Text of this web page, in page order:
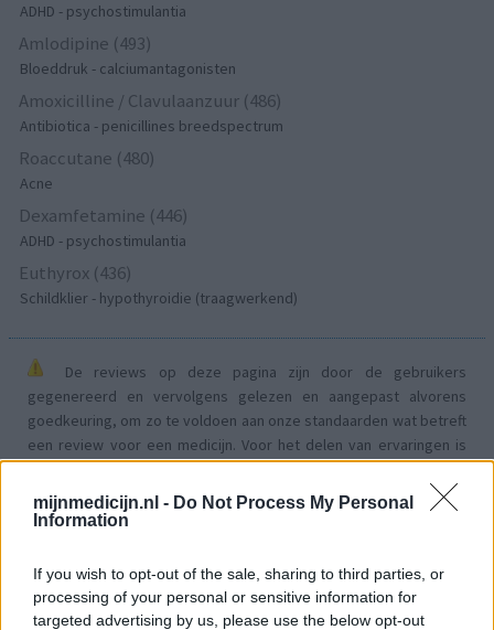
mijnmedicijn.nl - Do Not Process My Personal
Information
If you wish to opt-out of the sale, sharing to third parties, or
processing of your personal or sensitive information for
targeted advertising by us, please use the below opt-out
ADHD - psychostimulantia
Amlodipine (493)
Bloeddruk - calciumantagonisten
Amoxicilline / Clavulaanzuur (486)
Antibiotica - penicillines breedspectrum
Roaccutane (480)
Acne
Dexamfetamine (446)
ADHD - psychostimulantia
Euthyrox (436)
Schildklier - hypothyroidie (traagwerkend)
De reviews op deze pagina zijn door de gebruikers
gegenereerd en vervolgens gelezen en aangepast alvorens
goedkeuring, om zo te voldoen aan onze standaarden wat betreft
een review voor een medicijn. Voor het delen van ervaringen is
geen medische kennis noodzakelijk. Op deze manier geven de
reviews alleen een beeld van de ervaring van de schrijvers en niet
die van de eigenaar van deze website. Denk er aan dat de
voor medisch advies altijd contact op moet nemen met uw arts of
apotheker.